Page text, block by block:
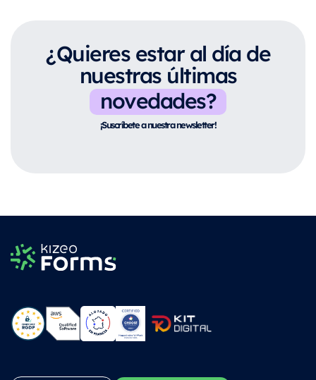
¿Quieres estar al día de
nuestras últimas
novedades?
¡Suscríbete a nuestra newsletter!